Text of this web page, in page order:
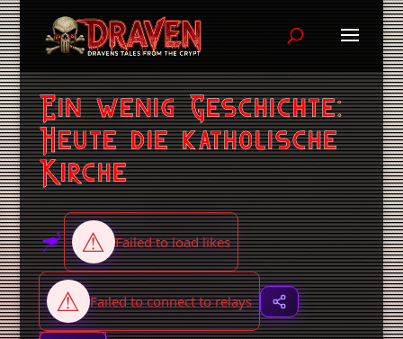
Ein wenig Geschichte:
Heute die katholische
Kirche